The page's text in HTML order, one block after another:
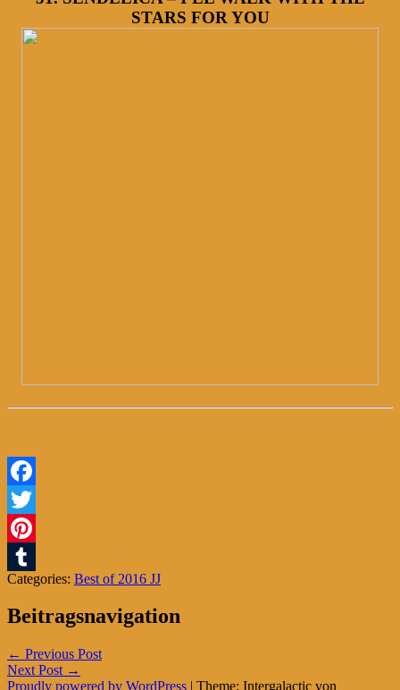
STARS FOR YOU
Facebook
Twitter
Pinterest
Tumblr
Categories: Best of 2016 JJ
Beitragsnavigation
← Previous Post
Next Post →
Proudly powered by WordPress | Theme: Intergalactic von